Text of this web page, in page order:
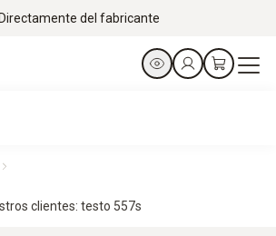
del fabricante
clientes: testo 557s